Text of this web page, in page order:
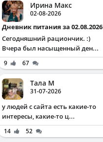
Ирина Макс
02-08-2026
Дневник питания за 02.08.2026
Сегодняшний рациончик. :)
Вчера был насыщенный ден...
9 67
Тала М
31-07-2026
у людей с сайта есть какие-то
интересы, какие-то ц...
14
52